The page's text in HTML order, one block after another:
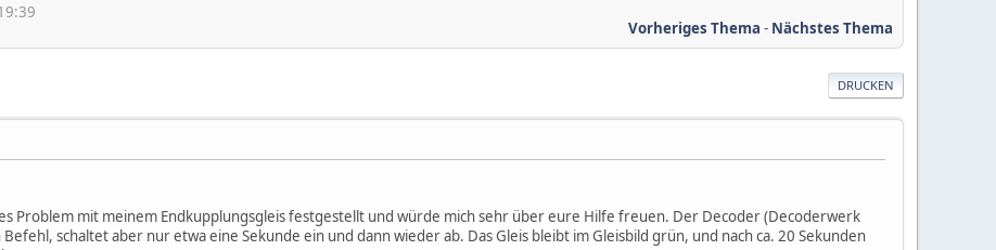
Vorheriges Thema - Nächstes Thema
DRUCKEN
Problem mit meinem Endkupplungsgleis festgestellt und würde mich sehr über eure Hilfe freuen. Der Decoder (Decoderwerk
schaltet aber nur etwa eine Sekunde ein und dann wieder ab. Das Gleis bleibt im Gleisbild grün, und nach ca. 20 Sekunden